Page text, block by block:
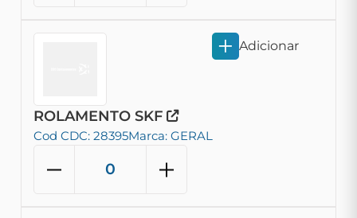
ROLAMENTO SKF
Cod CDC: 28395Marca: GERAL
Adicionar